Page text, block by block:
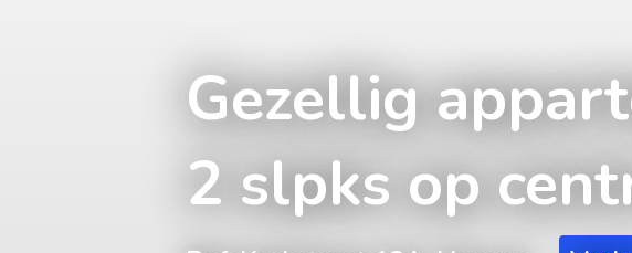
Gezellig
2 slpks op